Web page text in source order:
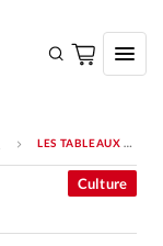
LES TABLEAUX DE VANITÉS: SYMBOLES, SENS BIBLIQUE ET MESSAGE SPIRITUEL
Culture